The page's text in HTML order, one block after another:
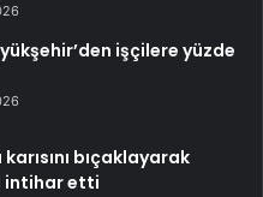
işçilere yüzde
bıçaklayarak
intihar etti